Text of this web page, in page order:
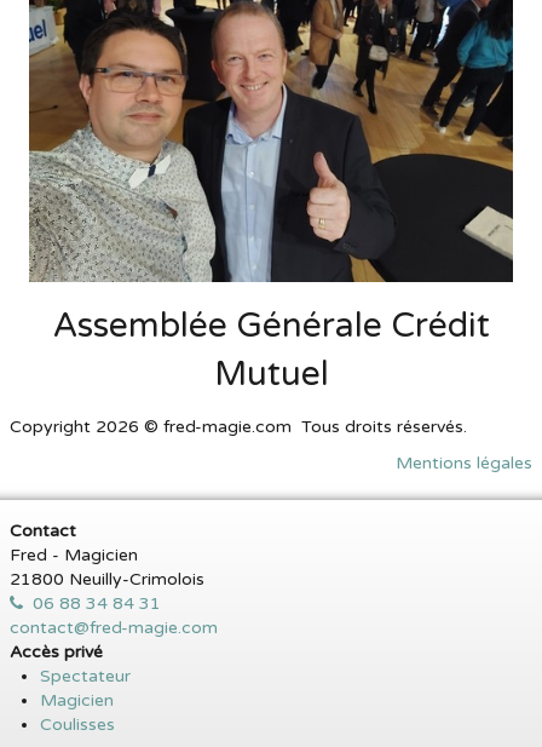
Assemblée Générale Crédit
Mutuel
Copyright 2026 © fred-magie.com Tous droits réservés.
Mentions légales
Contact
Fred - Magicien
21800 Neuilly-Crimolois
06 88 34 84 31
contact@fred-magie.com
Accès privé
Spectateur
Magicien
Coulisses